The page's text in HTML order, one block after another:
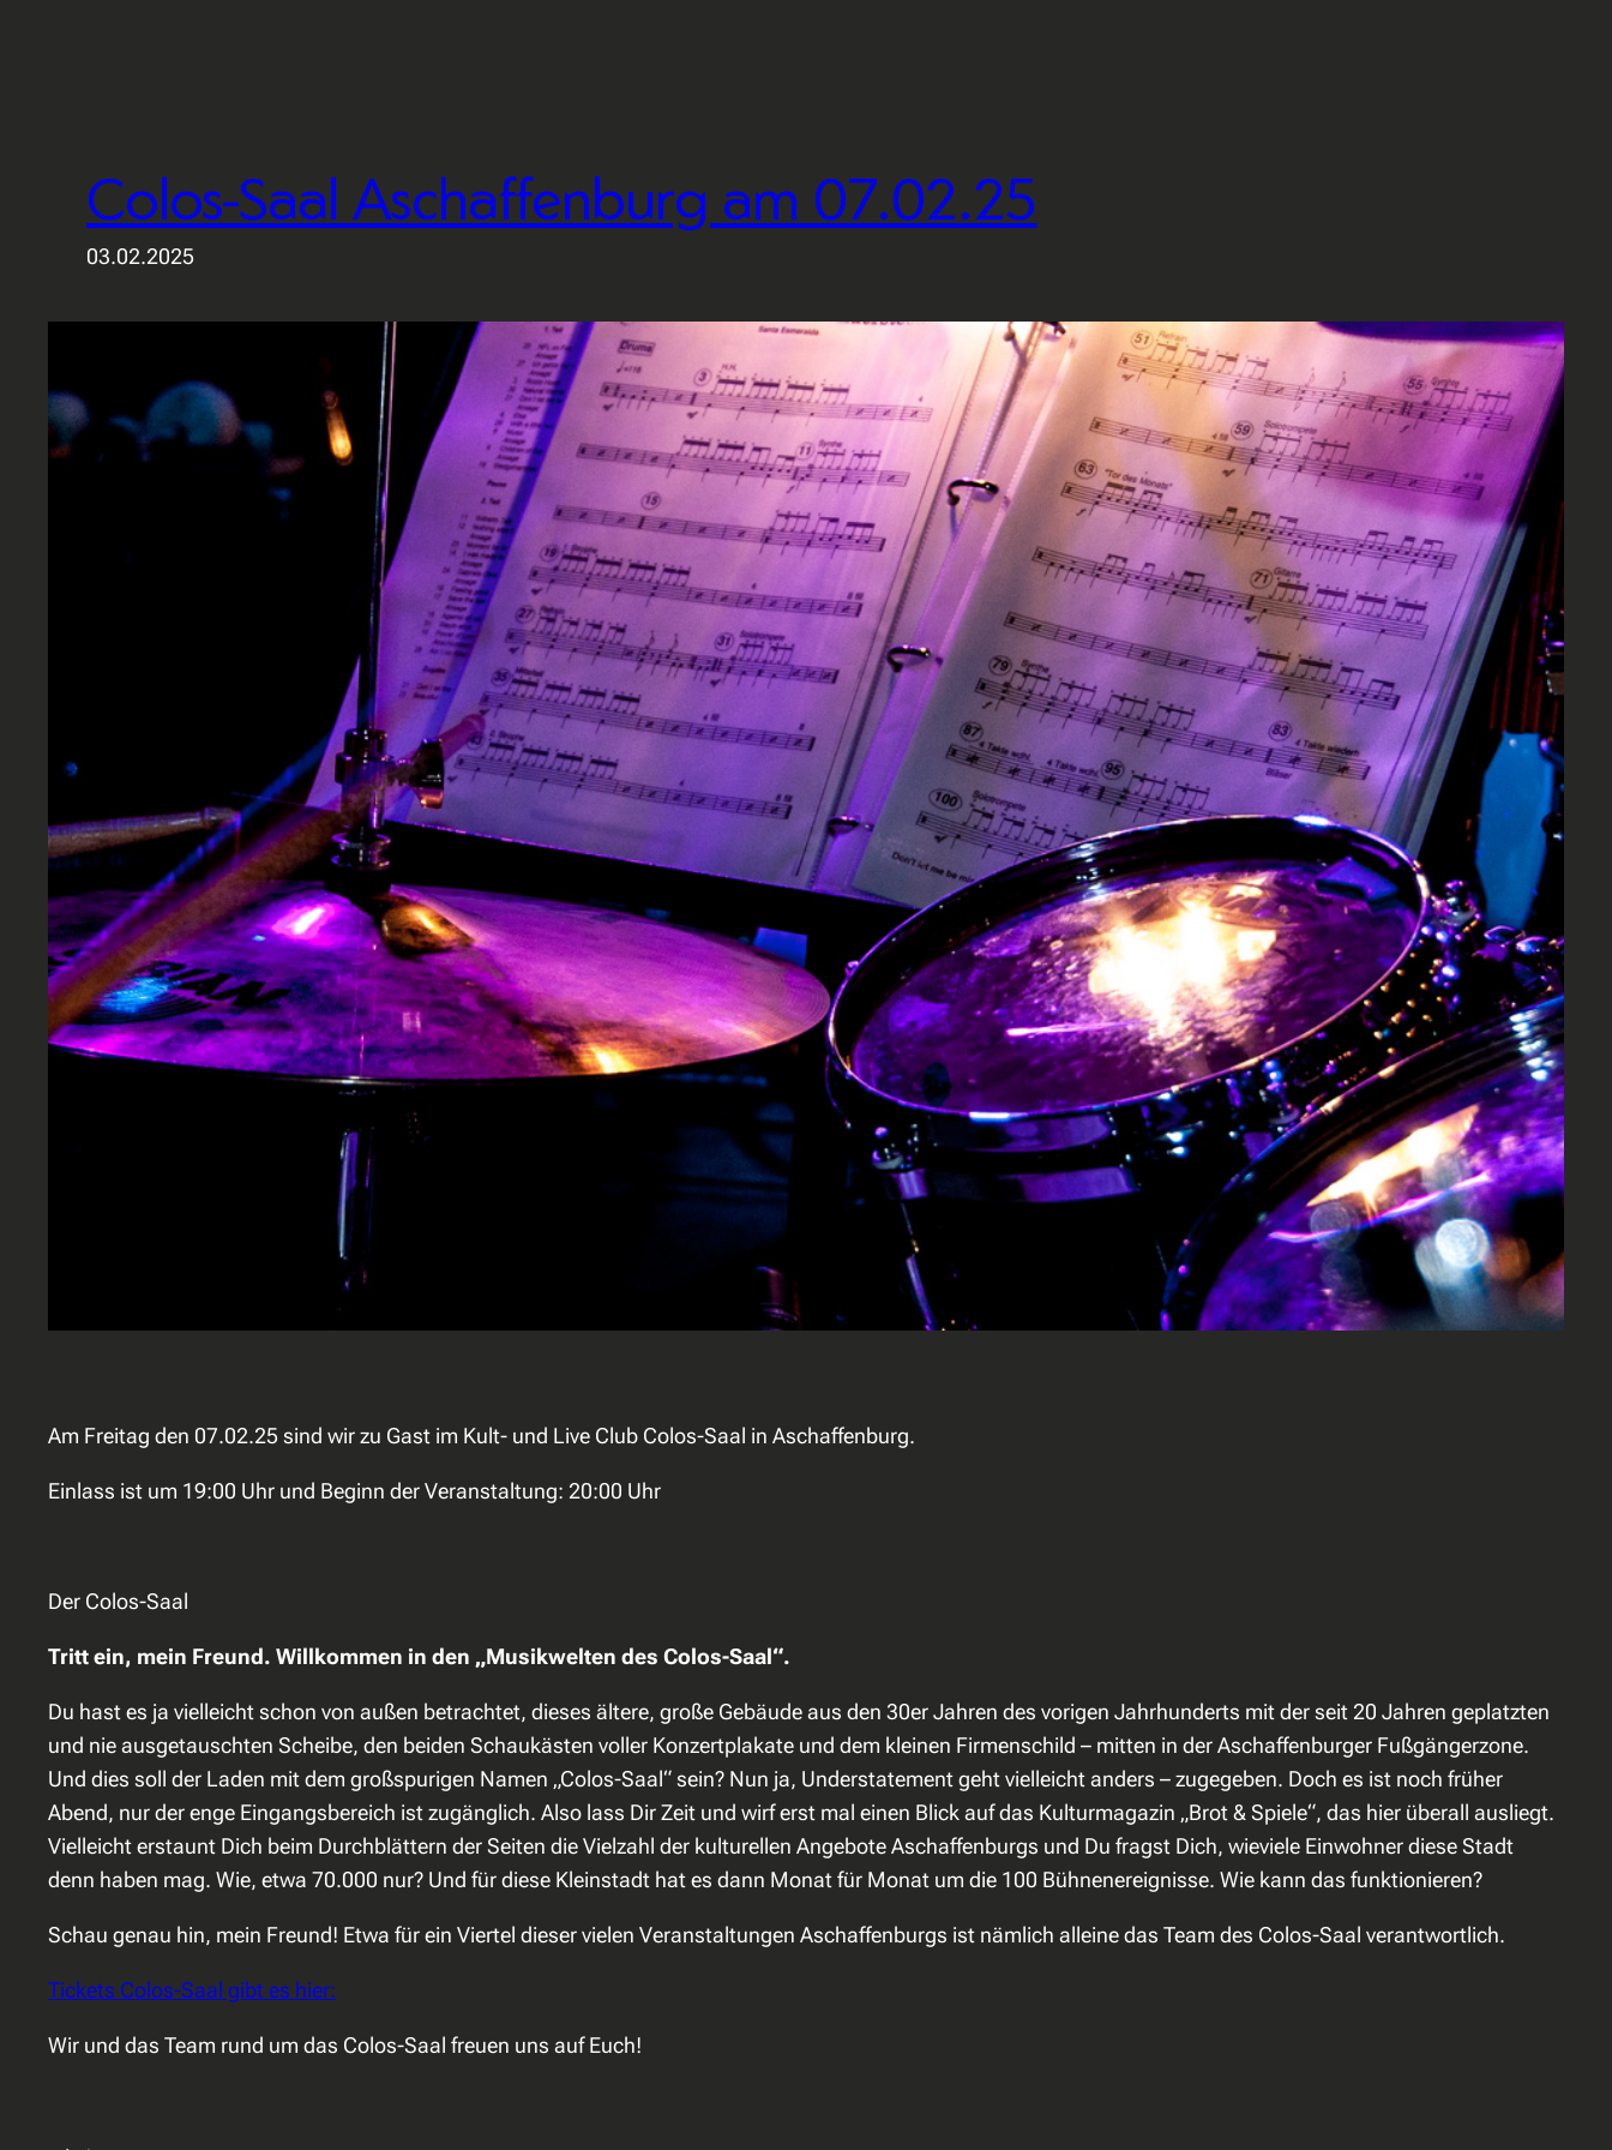
Colos-Saal Aschaffenburg am 07.02.25
03.02.2025
Am Freitag den 07.02.25 sind wir zu Gast im Kult- und Live Club Colos-Saal in Aschaffenburg.
Einlass ist um 19:00 Uhr und Beginn der Veranstaltung: 20:00 Uhr
Der Colos-Saal
Tritt ein, mein Freund. Willkommen in den „Musikwelten des Colos-Saal“.
Du hast es ja vielleicht schon von außen betrachtet, dieses ältere, große Gebäude aus den 30er Jahren des vorigen Jahrhunderts mit der seit 20 Jahren geplatzten
und nie ausgetauschten Scheibe, den beiden Schaukästen voller Konzertplakate und dem kleinen Firmenschild – mitten in der Aschaffenburger Fußgängerzone.
Und dies soll der Laden mit dem großspurigen Namen „Colos-Saal“ sein? Nun ja, Understatement geht vielleicht anders – zugegeben. Doch es ist noch früher
Abend, nur der enge Eingangsbereich ist zugänglich. Also lass Dir Zeit und wirf erst mal einen Blick auf das Kulturmagazin „Brot & Spiele“, das hier überall ausliegt.
Vielleicht erstaunt Dich beim Durchblättern der Seiten die Vielzahl der kulturellen Angebote Aschaffenburgs und Du fragst Dich, wieviele Einwohner diese Stadt
denn haben mag. Wie, etwa 70.000 nur? Und für diese Kleinstadt hat es dann Monat für Monat um die 100 Bühnenereignisse. Wie kann das funktionieren?
Schau genau hin, mein Freund! Etwa für ein Viertel dieser vielen Veranstaltungen Aschaffenburgs ist nämlich alleine das Team des Colos-Saal verantwortlich.
Tickets Colos-Saal gibt es hier:
Wir und das Team rund um das Colos-Saal freuen uns auf Euch!